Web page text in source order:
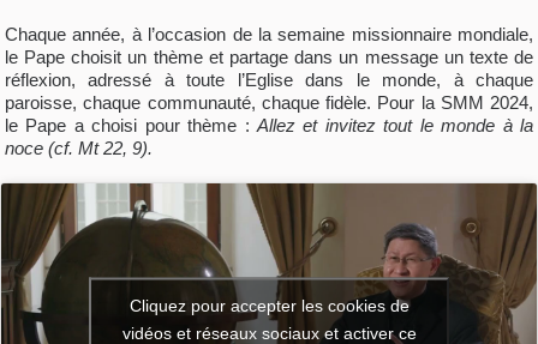
Chaque année, à l’occasion de la semaine missionnaire mondiale,
le Pape choisit un thème et partage dans un message un texte de
réflexion, adressé à toute l’Eglise dans le monde, à chaque
paroisse, chaque communauté, chaque fidèle. Pour la SMM 2024,
le Pape a choisi pour thème : Allez et invitez tout le monde à la
noce (cf. Mt 22, 9).
Cliquez pour accepter les cookies de
vidéos et réseaux sociaux et activer ce